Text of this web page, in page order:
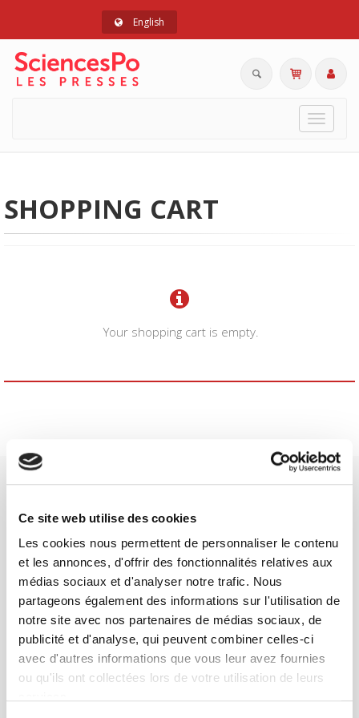
Ce site web utilise des cookies
Les cookies nous permettent de personnaliser le contenu
et les annonces, d'offrir des fonctionnalités relatives aux
médias sociaux et d'analyser notre trafic. Nous
partageons également des informations sur l'utilisation de
notre site avec nos partenaires de médias sociaux, de
publicité et d'analyse, qui peuvent combiner celles-ci
avec d'autres informations que vous leur avez fournies
ou qu'ils ont collectées lors de votre utilisation de leurs
English
Toggle
SHOPPING CART
Your shopping cart is empty.
SCIENCES PO UNIVERSITY PRESS has a threefold role: to publish
original research, to edit reference works for student use, and to
help public and political debate. continue
CONTACTS
FOREIGN RIGHTS